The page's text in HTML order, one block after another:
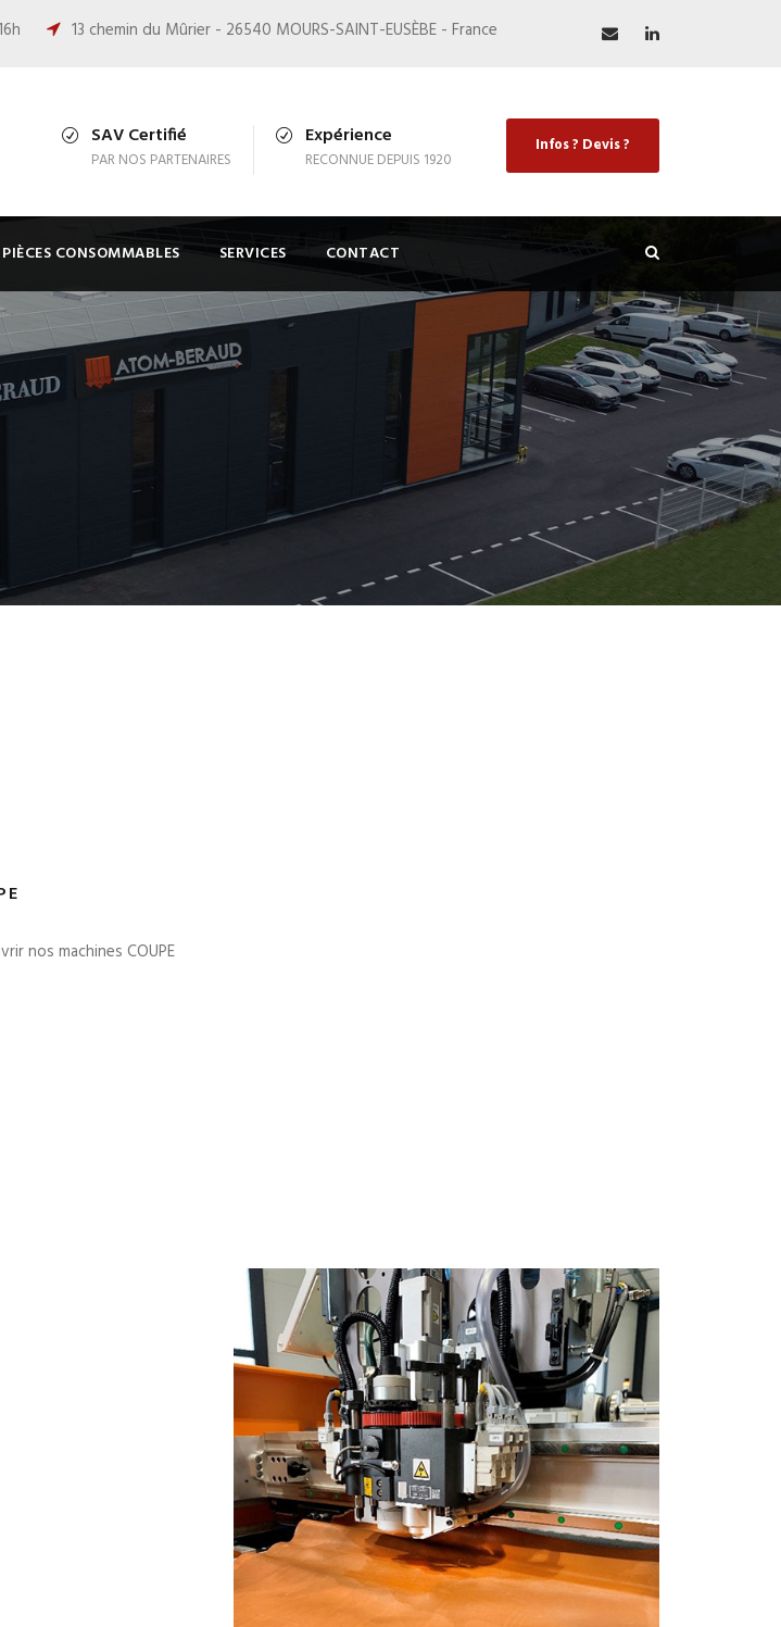
13 chemin du Mûrier - 26540 MOURS-SAINT-EUSÈBE - France
SAV Certifié
PAR NOS PARTENAIRES
Expérience
RECONNUE DEPUIS 1920
Infos ? Devis ?
PIÈCES CONSOMMABLES SERVICES CONTACT
nos machines COUPE